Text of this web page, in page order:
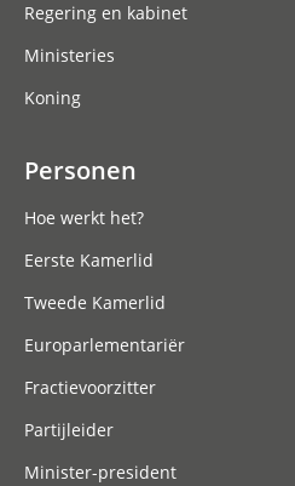
Regering en kabinet
Ministeries
Koning
Personen
Hoe werkt het?
Eerste Kamerlid
Tweede Kamerlid
Europarlementariër
Fractievoorzitter
Partijleider
Minister-president